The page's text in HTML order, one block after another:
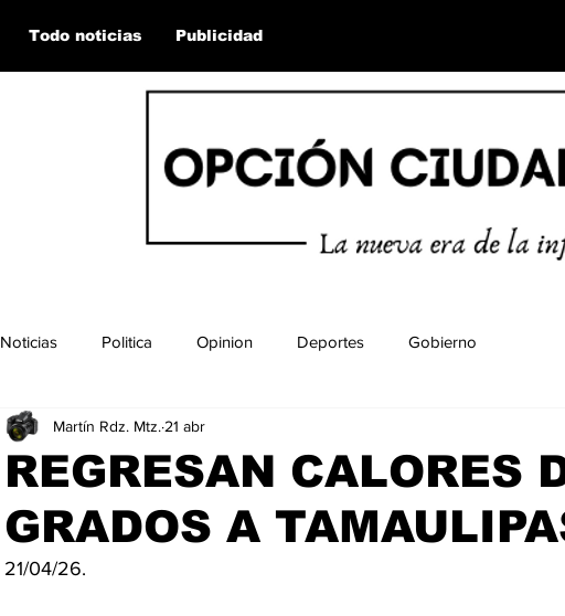
Todo noticias Publicidad
Noticias Politica Opinion Deportes Gobierno
REGRESAN CALORES
GRADOS A
Martín Rdz. Mtz. 21 abr
21/04/26.